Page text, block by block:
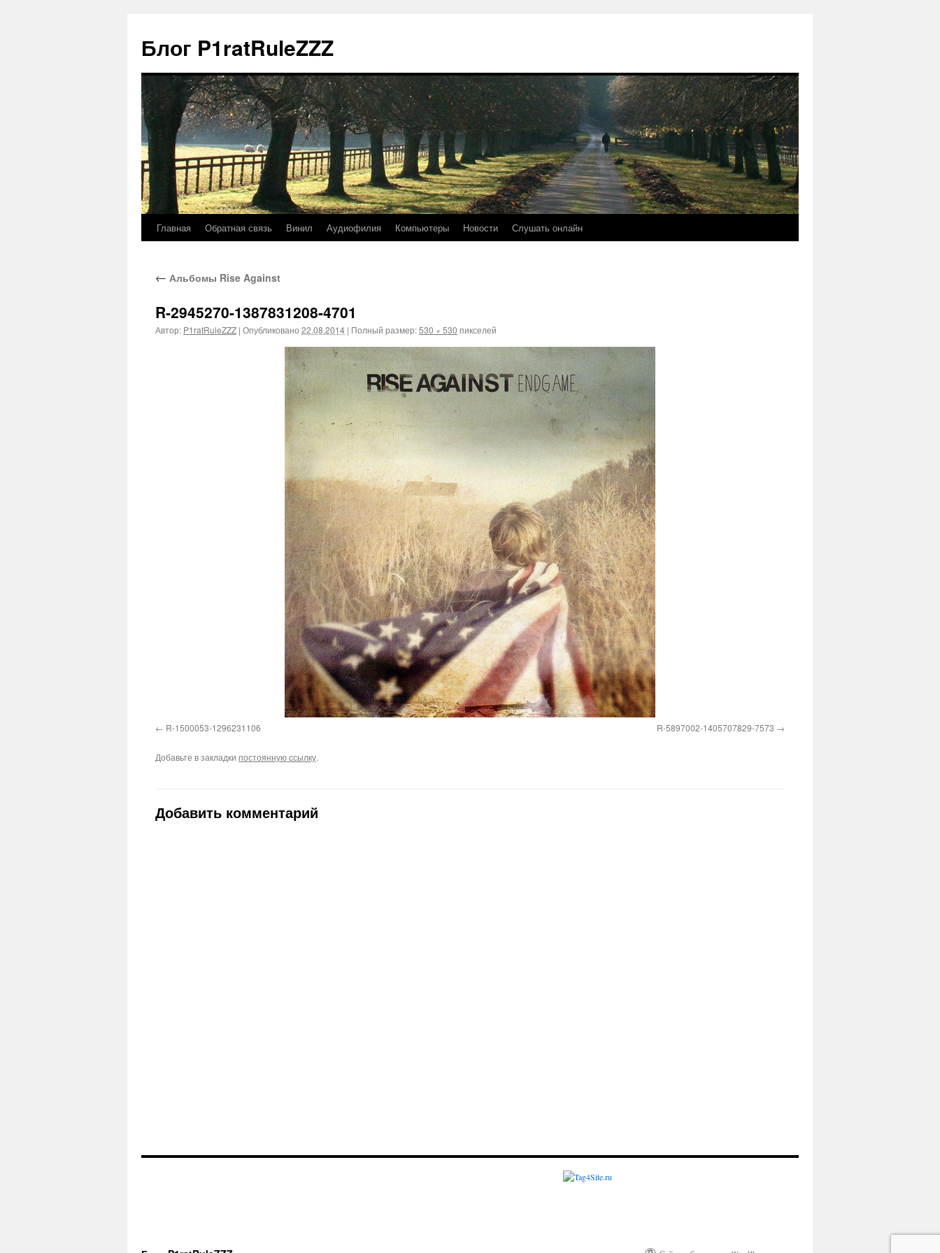
Блог P1ratRuleZZZ
Главная Обратная связь Винил Аудиофилия Компьютеры Новости Слушать онлайн
← Альбомы Rise Against
R-2945270-1387831208-4701
Автор: P1ratRuleZZZ | Опубликовано 22.08.2014 | Полный размер:530 × 530 пикселей
R-1500053-1296231106 R-5897002-1405707829-7573
Добавьте в закладки постоянную ссылку.
Добавить комментарий